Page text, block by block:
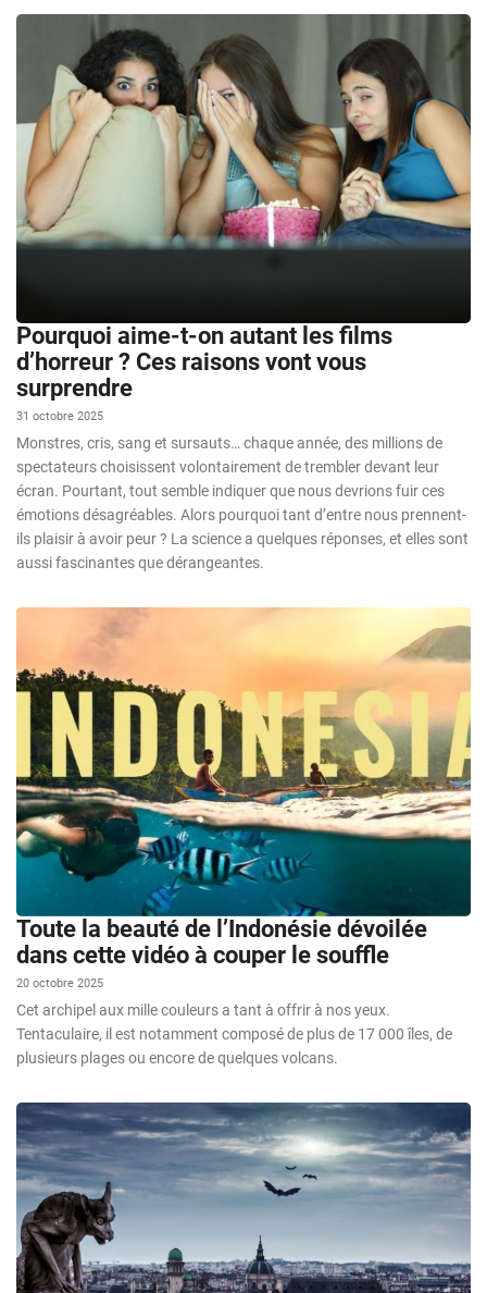
Pourquoi aime-t-on autant les films
d’horreur ? Ces raisons vont vous
surprendre
31 octobre 2025
Monstres, cris, sang et sursauts… chaque année, des millions de
spectateurs choisissent volontairement de trembler devant leur
écran. Pourtant, tout semble indiquer que nous devrions fuir ces
émotions désagréables. Alors pourquoi tant d’entre nous prennent-
ils plaisir à avoir peur ? La science a quelques réponses, et elles sont
aussi fascinantes que dérangeantes.
Toute la beauté de l’Indonésie dévoilée
dans cette vidéo à couper le souffle
20 octobre 2025
Cet archipel aux mille couleurs a tant à offrir à nos yeux.
Tentaculaire, il est notamment composé de plus de 17 000 îles, de
plusieurs plages ou encore de quelques volcans.